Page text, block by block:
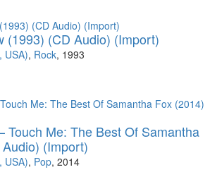
(1993) (CD Audio) (Import)
USA), Rock, 1993
Touch Me: The Best Of Samantha
(Import)
USA), Pop, 2014